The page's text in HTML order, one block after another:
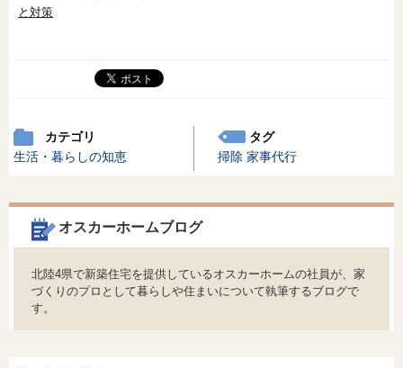
と対策
カテゴリ
生活・暮らしの知恵
タグ
掃除 家事代行
オスカーホームブログ
北陸4県で新築住宅を提供しているオスカーホームの社員が、家
づくりのプロとして暮らしや住まいについて執筆するブログで
す。